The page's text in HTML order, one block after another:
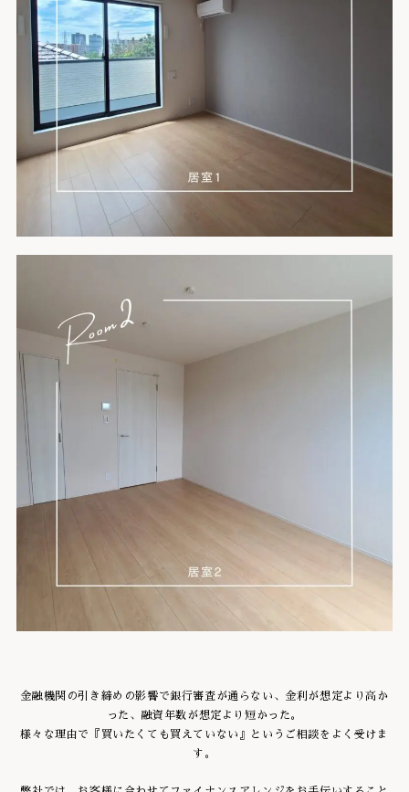
金融機関の引き締めの影響で銀行審査が通らない、金利が想定より高か
った、融資年数が想定より短かった。
様々な理由で『買いたくても買えていない』というご相談をよく受けま
す。